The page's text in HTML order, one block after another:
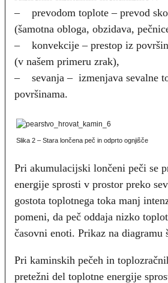
– prevodom toplote – prevod
(šamotna obloga, obzidava,
– konvekcije – prestop iz
(v našem primeru zrak),
– sevanja – izmenjava sevalne
površinama.
Slika 2 – Stara lončena peč in odprto ognjišče
Pri akumulacijski lončeni peči se
energije sprosti v prostor preko
gostota toplotnega toka manj
pomeni, da peč oddaja nizko
časovni enoti. Prikaz na diagramu
Pri kaminskih pečeh in
pretežni del toplotne energije